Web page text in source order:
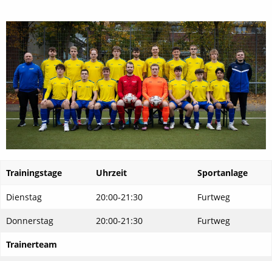
Trainingstage Uhrzeit Sportanlage
Dienstag 20:00-21:30 Furtweg
Donnerstag 20:00-21:30 Furtweg
Trainerteam